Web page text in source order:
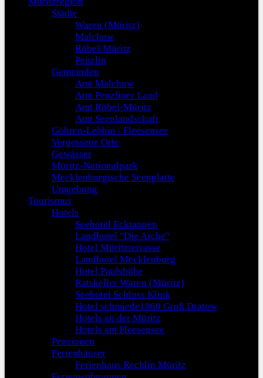
Städte
Waren (Müritz)
Malchow
Röbel/Müritz
Penzlin
Gemeinden
Amt Malchow
Amt Penzliner Land
Amt Röbel-Müritz
Amt Seenlandschaft
Göhren-Lebbin / Fleesensee
Vergessene Orte
Gewässer
Müritz-Nationalpark
Mecklenburgische Seenplatte
Umgebung
Tourismus
Hotels
Seehotel Ecktannen
Landhotel "Die Arche"
Hotel Müritzterrasse
Landhotel Mecklenburg
Hotel Paulshöhe
Ratskeller Waren (Müritz)
Seehotel Schloss Klink
Hotel schmiede1860 Groß Dratow
Hotels an der Müritz
Hotels am Fleesensee
Pensionen
Ferienhäuser
Ferienhaus Rechlin Müritz